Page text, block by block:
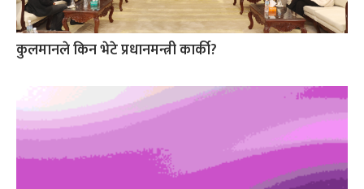
कुलमानले किन भेटे प्रधानमन्त्री कार्की?